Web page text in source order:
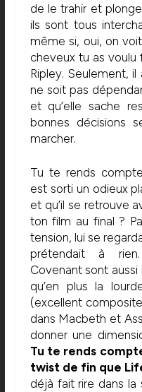
de le trahir et
ils sont tous
même si, oui, on
cheveux tu as voulu
Ripley. Seulement, il
ne soit pas
et qu’elle sache
bonnes décisions
marcher.
Tu te rends
est sorti un odieux
et qu’il se retrouve
ton film au final ?
tension, lui se
prétendait à
Covenant sont
qu’en plus la
(excellent
dans Macbeth et
donner une
Tu te rends
twist de fin que
déjà fait rire dans